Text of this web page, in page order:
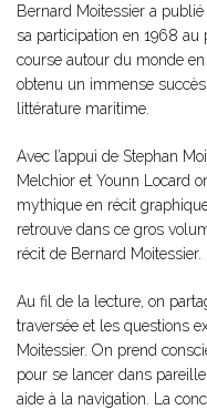
Bernard Moitessier a publié
sa participation en 1968 au
course autour du monde
obtenu un immense
littérature maritime.
Avec l’appui de Stephan
Melchior et Younn Locard
mythique en récit
retrouve dans ce gros
récit de Bernard Moitessier.
Au fil de la lecture, on
traversée et les questions
Moitessier. On prend
pour se lancer dans
aide à la navigation. La